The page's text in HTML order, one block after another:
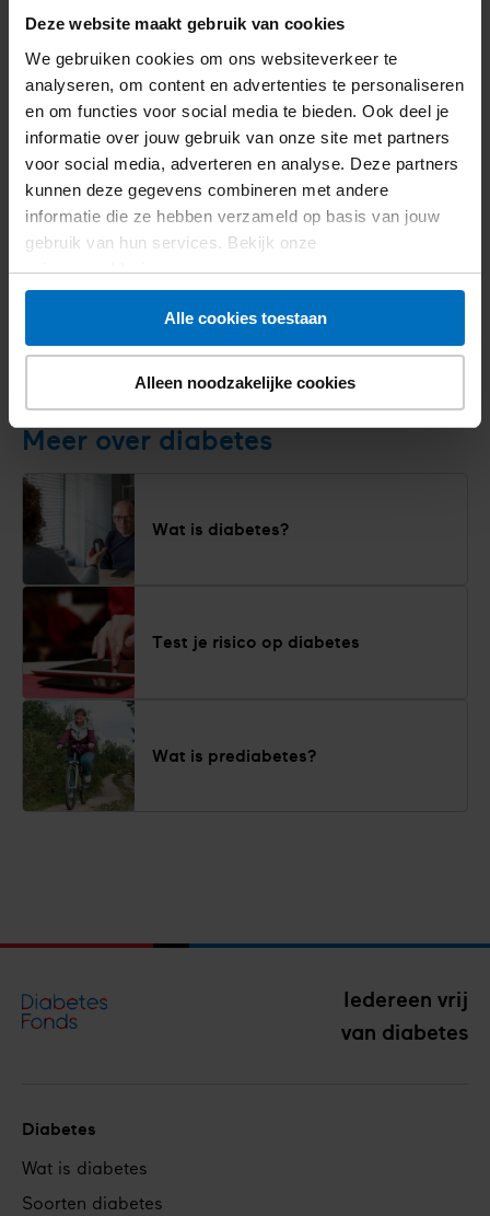
Deze website maakt gebruik van cookies
We gebruiken cookies om ons websiteverkeer te
analyseren, om content en advertenties te personaliseren
en om functies voor social media te bieden. Ook deel je
informatie over jouw gebruik van onze site met partners
voor social media, adverteren en analyse. Deze partners
kunnen deze gegevens combineren met andere
informatie die ze hebben verzameld op basis van jouw
gebruik van hun services. Bekijk onze
privacyverklaring.
Alle cookies toestaan
Alleen noodzakelijke cookies
de
gratis
Meer over diabetes
Wat is diabetes?
Test je risico op diabetes
Wat is prediabetes?
Iedereen vrij
van diabetes
Footer
navigation
Diabetes
Wat is diabetes
Soorten diabetes